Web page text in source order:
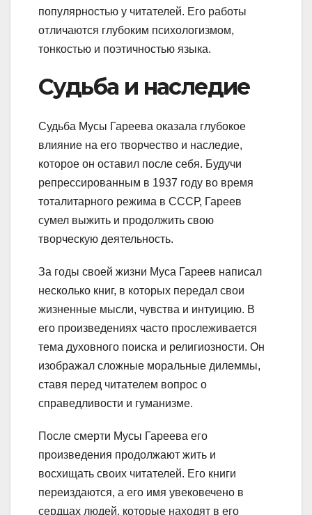
популярностью у читателей. Его работы
отличаются глубоким психологизмом,
тонкостью и поэтичностью языка.
Судьба и наследие
Судьба Мусы Гареева оказала глубокое
влияние на его творчество и наследие,
которое он оставил после себя. Будучи
репрессированным в 1937 году во время
тоталитарного режима в СССР, Гареев
сумел выжить и продолжить свою
творческую деятельность.
За годы своей жизни Муса Гареев написал
несколько книг, в которых передал свои
жизненные мысли, чувства и интуицию. В
его произведениях часто прослеживается
тема духовного поиска и религиозности. Он
изображал сложные моральные дилеммы,
ставя перед читателем вопрос о
справедливости и гуманизме.
После смерти Мусы Гареева его
произведения продолжают жить и
восхищать своих читателей. Его книги
переиздаются, а его имя увековечено в
сердцах людей, которые находят в его